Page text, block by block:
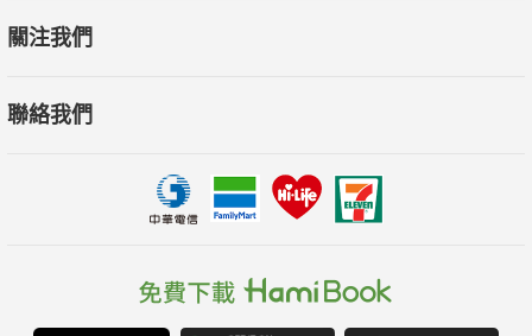
關注我們
聯絡我們